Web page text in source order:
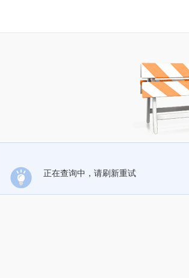
正在查询中，请刷新重试